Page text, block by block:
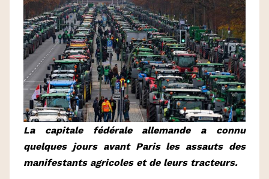
La capitale fédérale allemande a connu
quelques jours avant Paris les assauts des
manifestants agricoles et de leurs tracteurs.